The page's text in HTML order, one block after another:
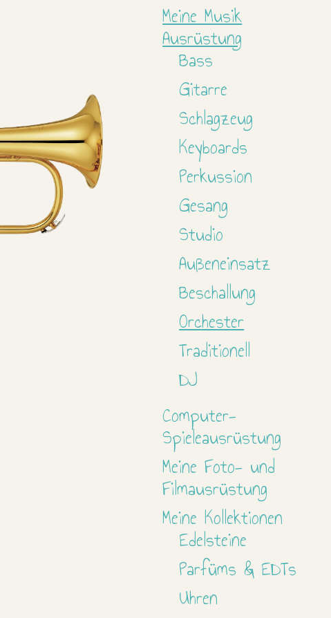
Meine Musik
Ausrüstung
Bass
Gitarre
Schlagzeug
Keyboards
Perkussion
Gesang
Studio
Außeneinsatz
Beschallung
Orchester
Traditionell
DJ
Computer-
Spieleausrüstung
Meine Foto- und
Filmausrüstung
Meine Kollektionen
Edelsteine
Parfüms & EDTs
Uhren